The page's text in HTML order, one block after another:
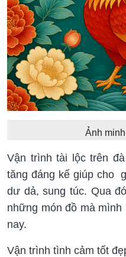
Ảnh
Vận trình tài lộc trên
tăng đáng kể giúp cho
dư dả, sung túc. Qua
những món đồ mà
nay.
Vận trình tình cảm tốt